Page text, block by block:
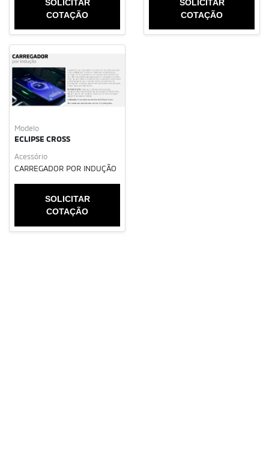
COTAÇÃO
COTAÇÃO
Modelo
ECLIPSE CROSS
Acessório
CARREGADOR POR INDUÇÃO
SOLICITAR
COTAÇÃO